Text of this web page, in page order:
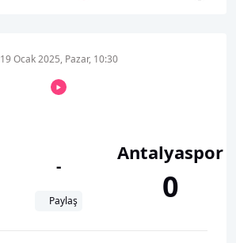
19 Ocak 2025, Pazar, 10:30
-
Paylaş
Antalyaspor
0